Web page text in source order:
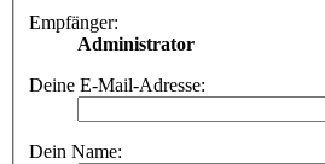
Empfänger:
Administrator
Deine E-Mail-Adresse:
Dein Name: